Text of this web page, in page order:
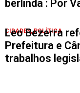
berlinda : Por
CIDADES,POLÍTICA
Leo Bezerra
Prefeitura e
trabalhos